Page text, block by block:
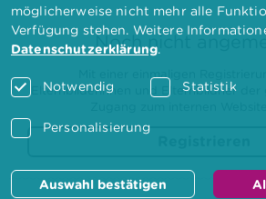
Noch nicht
Elternbilderinnen und Elternbildner der
möglicherweise nicht mehr alle
Verfügung stehen. Weitere
Datenschutzerklärung.
Notwendig Statistik
Personalisierung
Auswahl bestätigen